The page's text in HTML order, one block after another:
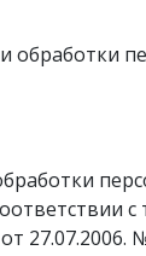
обработки
27.07.2006.